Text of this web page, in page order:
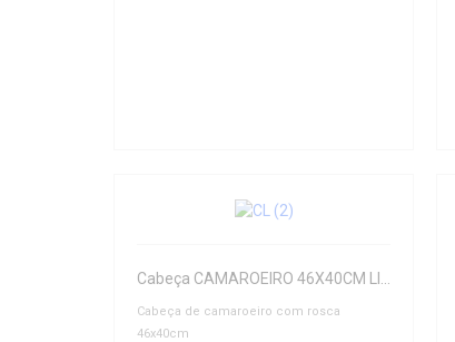
Cabeça de camaroeiro com rosca
46x40cm